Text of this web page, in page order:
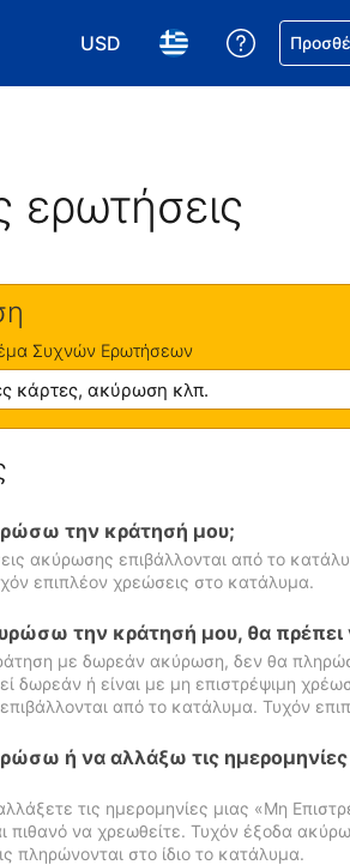
USD
Επιλέξτε το νόμισμά σας.
Επιλέξτε τη
Βοήθεια
ερωτήσεις
Συχνών Ερωτήσεων
την κράτησή μου;
ακύρωσης επιβάλλονται από το
επιπλέον χρεώσεις στο κατάλυμα.
την κράτησή μου, θα
με δωρεάν ακύρωση, δεν θα
δωρεάν ή είναι με μη επιστρέψιμη
από το κατάλυμα. Τυχόν
ή να αλλάξω τις
τις ημερομηνίες μιας «Μη
πιθανό να χρεωθείτε. Τυχόν έξοδα
πληρώνονται στο ίδιο το κατάλυμα.